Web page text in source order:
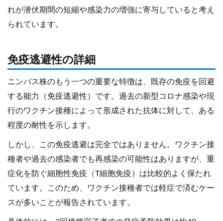
れが潜伏期間の短縮や感染力の増強に寄与していると考え
られています。
免疫逃避性の詳細
ニンバス株のもう一つの重要な特徴は、既存の免疫を回避
する能力（免疫逃避性）です。過去の新型コロナ感染や現
行のワクチン接種によって形成された抗体に対して、ある
程度の耐性を示します。
しかし、この免疫逃避は完全ではありません。ワクチン接
種者や過去の感染者でも再感染の可能性はありますが、重
症化を防ぐ細胞性免疫（T細胞免疫）は比較的よく保たれ
ています。このため、ワクチン接種者では軽症で済むケー
スが多いことが報告されています。